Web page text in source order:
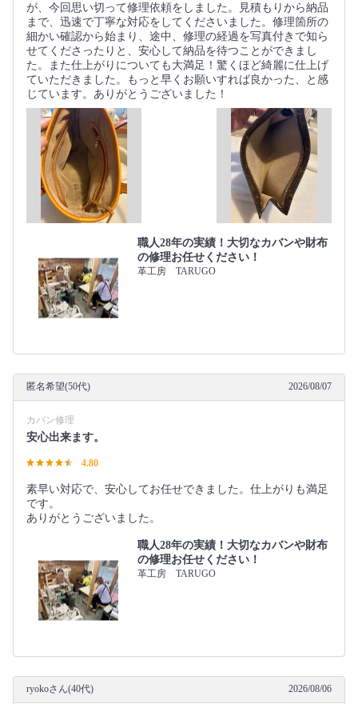
が、今回思い切って修理依頼をしました。見積もりから納品
まで、迅速で丁寧な対応をしてくださいました。修理箇所の
細かい確認から始まり、途中、修理の経過を写真付きで知ら
せてくださったりと、安心して納品を待つことができまし
た。また仕上がりについても大満足！驚くほど綺麗に仕上げ
ていただきました。もっと早くお願いすれば良かった、と感
じています。ありがとうございました！
職人28年の実績！大切なカバンや財布
の修理お任せください！
革工房 TARUGO
匿名希望(50代) 2026/08/07
カバン修理
安心出来ます。
4.80
素早い対応で、安心してお任せできました。仕上がりも満足
です。
ありがとうございました。
職人28年の実績！大切なカバンや財布
の修理お任せください！
革工房 TARUGO
ryokoさん(40代) 2026/08/06